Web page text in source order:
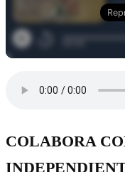
COLABORA